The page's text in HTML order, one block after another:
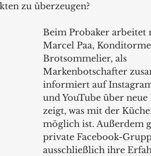
zu überzeugen?
Beim Probaker arbeitet
Marcel Paa,
Brotsommelier, als
Markenbotschafter
informiert auf
und YouTube über
zeigt, was mit der
möglich ist. Außerdem
private Facebook-
ausschließlich ihre